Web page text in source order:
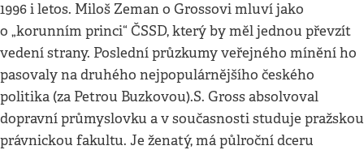
1996 i letos. Miloš Zeman o Grossovi mluví jako
o „korunním princi“ ČSSD, který by měl jednou převzít
vedení strany. Poslední průzkumy veřejného mínění ho
pasovaly na druhého nejpopulárnějšího českého
politika (za Petrou Buzkovou).S. Gross absolvoval
dopravní průmyslovku a v současnosti studuje pražskou
právnickou fakultu. Je ženatý, má půlroční dceru